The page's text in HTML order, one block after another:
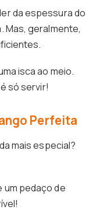
da espessura do
Mas, geralmente,
isca ao meio.
só servir!
Perfeita
mais especial?
um pedaço de